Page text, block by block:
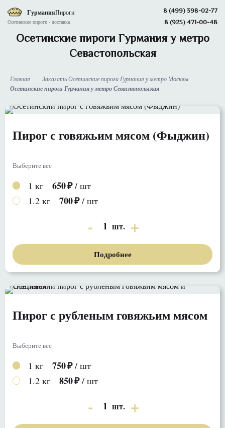
ГурманияПироги
Осетинские пироги - доставка
8 (499) 398-02-77
8 (925) 471-00-48
Осетинские пироги Гурмания у метро
Севастопольская
Главная Заказать Осетинские пироги Гурмания у метро Москвы
Осетинские пироги Гурмания у метро Севастопольская
Пирог с говяжьим мясом (Фыджин)
Выберите вес
1 кг 650 / шт
1.2 кг
700 / шт
1 шт.
Подробнее
Пирог с рубленым говяжьим мясом
Выберите вес
1 кг 750 / шт
1.2 кг
850 / шт
1 шт.